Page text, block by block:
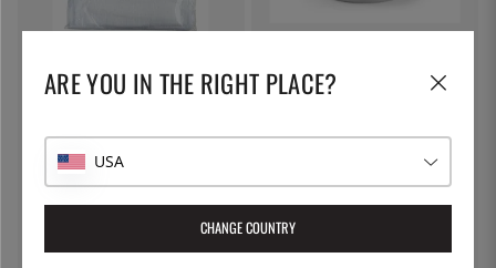
Toile à fromage, toile filtrante -
Kitchen Craft
Marmite à pâtes avec couvercle
verrouillable, 5 litres - Patina
ARE YOU IN THE RIGHT PLACE?
USA
CHANGE COUNTRY